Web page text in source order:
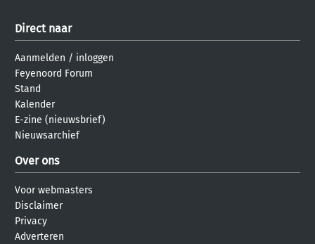
Direct naar
Aanmelden / inloggen
Feyenoord Forum
Stand
Kalender
E-zine (nieuwsbrief)
Nieuwsarchief
Over ons
Voor webmasters
Disclaimer
Privacy
Adverteren